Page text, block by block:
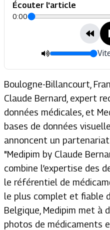
Écouter l'article
0:00
Boulogne-Billancourt,
Claude Bernard, expert
données médicales, et
bases de données
annoncent un
"Medipim by Claude
combine l’expertise des
le référentiel de
le plus complet et fiable
Belgique, Medipim met à
photos de médicaments